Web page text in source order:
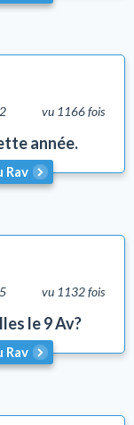
vu 1166 fois
année.
Rav
vu 1132 fois
le 9 Av?
Rav